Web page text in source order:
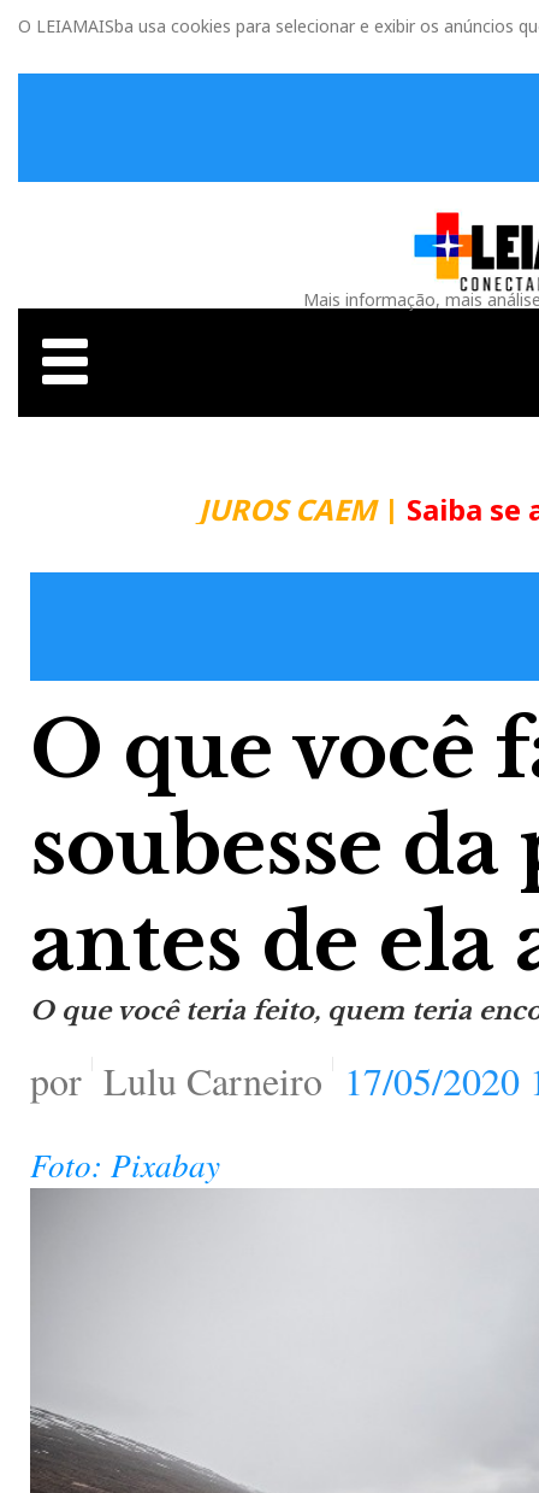
O LEIAMAISba usa cookies para selecionar e exibir os anúncios
Mais informação, mais
JUROS CAEM| Saiba se
O que você
soubesse
antes de ela
O que você teria feito, quem teria
por Lulu Carneiro 17/05/2020
Foto: Pixabay